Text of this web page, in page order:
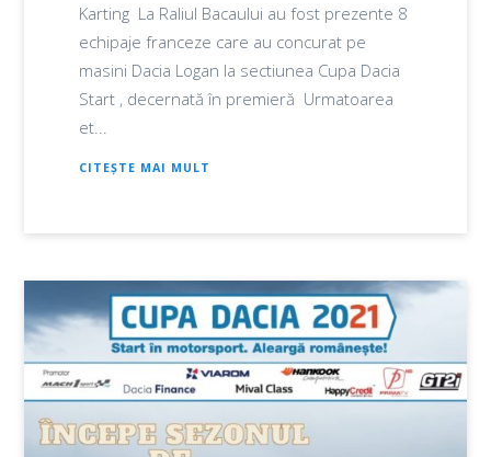
Karting La Raliul Bacaului au fost prezente 8
echipaje franceze care au concurat pe
masini Dacia Logan la sectiunea Cupa Dacia
Start , decernată în premieră Urmatoarea
et...
CITEȘTE MAI MULT